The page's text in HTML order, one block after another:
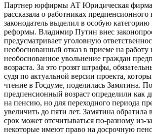
Партнер юрфирмы АТ Юридическая фирма
рассказала о работниках предпенсионного
законодатель выделил в особую
реформы. Владимир Путин внес
предусматривает уголовную
необоснованный отказ в приеме на работу
необоснованное увольнение граждан
возраста. За это грозят штрафы,
судя по актуальной версии проекта,
чтение в Госдуме, поделилась Замятина.
предпенсионный возраст определили как
на пенсию, но для переходного периода
увеличить до пяти лет. Замятина обратила
срок может отсчитываться по-разному из-
некоторые имеют право на досрочную